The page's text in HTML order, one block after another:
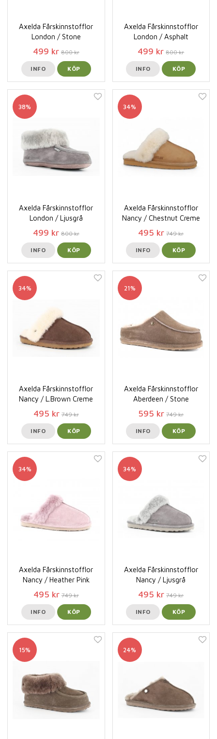
Axelda Fårskinnstofflor
London / Stone
499 kr 800 kr
INFO KÖP
Axelda Fårskinnstofflor
London / Asphalt
499 kr 800 kr
INFO KÖP
38%
Axelda Fårskinnstofflor
London / Ljusgrå
499 kr 800 kr
INFO KÖP
34%
Axelda Fårskinnstofflor
Nancy / Chestnut Creme
495 kr 749 kr
INFO KÖP
34%
Axelda Fårskinnstofflor
Nancy / L.Brown Creme
495 kr 749 kr
INFO KÖP
21%
Axelda Fårskinnstofflor
Aberdeen / Stone
595 kr 749 kr
INFO KÖP
34%
Axelda Fårskinnstofflor
Nancy / Heather Pink
495 kr 749 kr
INFO KÖP
34%
Axelda Fårskinnstofflor
Nancy / Ljusgrå
495 kr 749 kr
INFO KÖP
15% 24%